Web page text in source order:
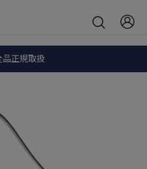
品正規取扱